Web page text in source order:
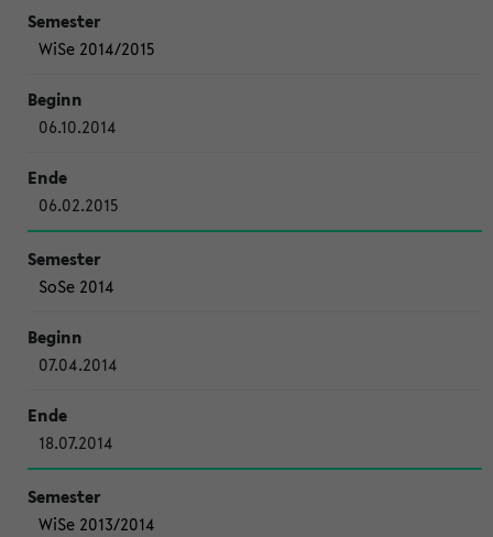
WiSe 2014/2015
06.10.2014
06.02.2015
SoSe 2014
07.04.2014
18.07.2014
WiSe 2013/2014